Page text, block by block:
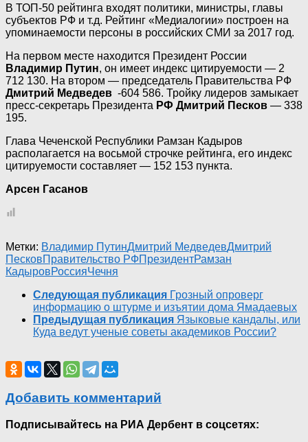
В ТОП-50 рейтинга входят политики, министры, главы
субъектов РФ и т.д. Рейтинг «Медиалогии» построен на
упоминаемости персоны в российских СМИ за 2017 год.
На первом месте находится Президент России
Владимир Путин, он имеет индекс цитируемости — 2
712 130. На втором — председатель Правительства РФ
Дмитрий Медведев -604 586. Тройку лидеров замыкает
пресс-секретарь Президента РФ Дмитрий Песков — 338
195.
Глава Чеченской Республики Рамзан Кадыров
располагается на восьмой строчке рейтинга, его индекс
цитируемости составляет — 152 153 пункта.
Арсен Гасанов
Метки: Владимир ПутинДмитрий МедведевДмитрий
ПесковПравительство РФПрезидентРамзан
КадыровРоссияЧечня
Следующая публикация Грозный опроверг
информацию о штурме и изъятии дома Ямадаевых
Предыдущая публикация Языковые кандалы, или
Куда ведут ученые советы академиков России?
Добавить комментарий
Подписывайтесь на РИА Дербент в соцсетях: